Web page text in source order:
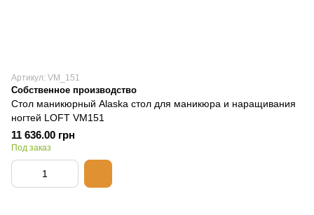
Артикул: VM_151
Собственное производство
Стол маникюрный Alaska стол для маникюра и наращивания
ногтей LOFT VM151
11 636.00 грн
Под заказ